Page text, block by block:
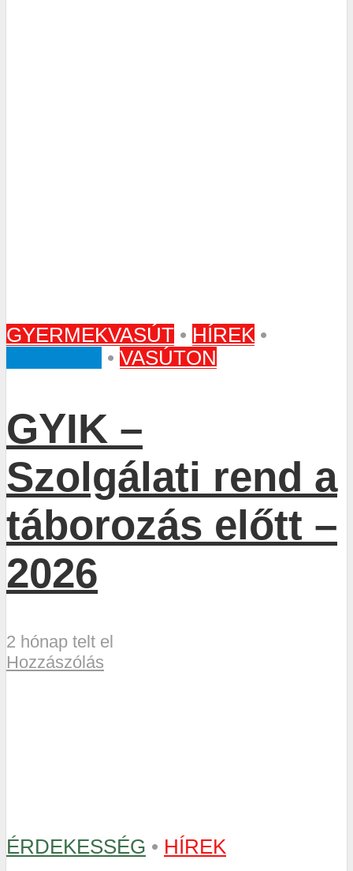
GYERMEKVASÚT • HÍREK •
• VASÚTON
GYIK –
Szolgálati rend a
táborozás előtt –
2026
2 hónap telt el
Hozzászólás
ÉRDEKESSÉG • HÍREK